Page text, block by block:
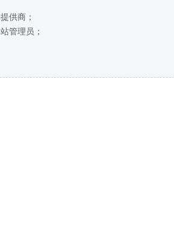
供商；
管理员；